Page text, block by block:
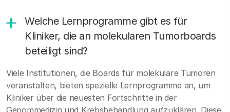
Welche Lernprogramme gibt es für
Kliniker, die an molekularen Tumorboards
beteiligt sind?
Viele Institutionen, die Boards für molekulare Tumoren
veranstalten, bieten spezielle Lernprogramme an, um
Kliniker über die neuesten Fortschritte in der